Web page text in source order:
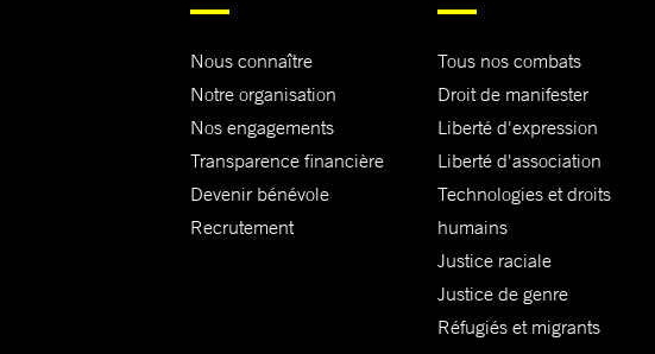
Nous connaître
Notre organisation
Nos engagements
Transparence financière
Devenir bénévole
Recrutement
Tous nos combats
Droit de manifester
Liberté d'expression
Liberté d'association
Technologies et droits
humains
Justice raciale
Justice de genre
Réfugiés et migrants